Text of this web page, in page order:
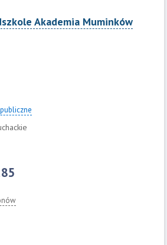
Akademia Muminków